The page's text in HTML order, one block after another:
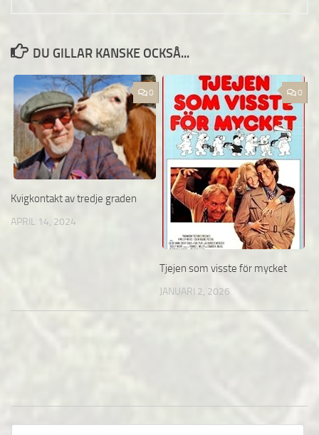
DU GILLAR KANSKE OCKSÅ...
0
Kvigkontakt av tredje graden
APRIL 14, 2024
0
Tjejen som visste för mycket
JANUARI 2, 2026